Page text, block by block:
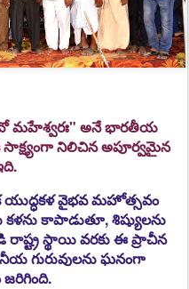
దేవో మహేశ్వరః" అనే భారతీయ
సాక్ష్యంగా నిలిచిన అపూర్వమైన
వైభవ మహోత్సవం
కాపాడుతూ, శిష్యులను
రాష్ట్ర స్థాయి వరకు ఈ ప్రాచీన
గురువులను ఘనంగా